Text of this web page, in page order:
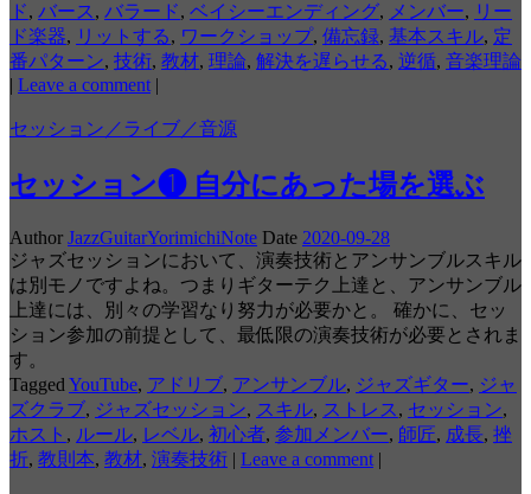
ド, バース, バラード, ベイシーエンディング, メンバー, リー
ド楽器, リットする, ワークショップ, 備忘録, 基本スキル, 定
番パターン, 技術, 教材, 理論, 解決を遅らせる, 逆循, 音楽理論
| Leave a comment |
セッション／ライブ／音源
セッション❶ 自分にあった場を選ぶ
Author JazzGuitarYorimichiNote Date 2020-09-28
ジャズセッションにおいて、演奏技術とアンサンブルスキル
は別モノですよね。つまりギターテク上達と、アンサンブル
上達には、別々の学習なり努力が必要かと。 確かに、セッ
ション参加の前提として、最低限の演奏技術が必要とされま
す。
Tagged YouTube, アドリブ, アンサンブル, ジャズギター, ジャ
ズクラブ, ジャズセッション, スキル, ストレス , セッション,
ホスト , ルール, レベル, 初心者, 参加メンバー, 師匠, 成長, 挫
折, 教則本, 教材, 演奏技術 | Leave a comment |